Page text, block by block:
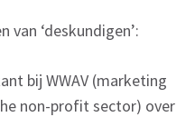
‘deskundigen’:
bij WWAV (marketing
non-profit sector) over